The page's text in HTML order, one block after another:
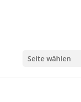
Seite wählen